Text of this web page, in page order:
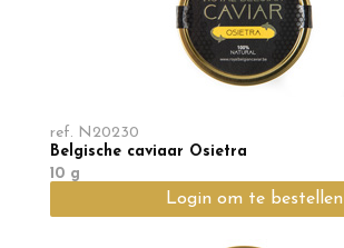
ref. N20230
Belgische caviaar Osietra
10 g
Login om te bestellen